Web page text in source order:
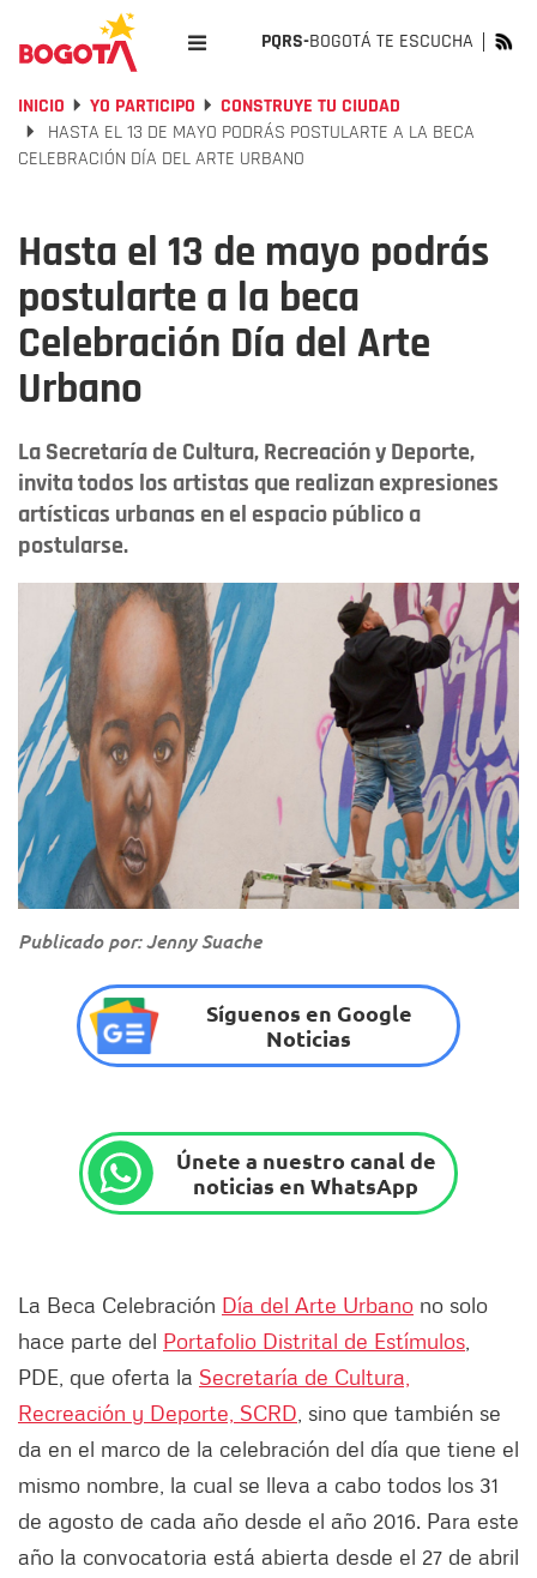
PQRS-BOGOTÁ TE ESCUCHA
INICIO YO PARTICIPO
CONSTRUYE TU CIUDAD
HASTA EL 13 DE MAYO PODRÁS POSTULARTE A LA BECA
CELEBRACIÓN DÍA DEL ARTE URBANO
Hasta el 13 de mayo podrás
postularte a la beca
Celebración Día del Arte
Urbano
La Secretaría de Cultura, Recreación y Deporte,
invita todos los artistas que realizan expresiones
artísticas urbanas en el espacio público a
postularse.
Publicado por: Jenny Suache
Síguenos en Google
Noticias
Únete a nuestro canal de
noticias en WhatsApp
La Beca Celebración Día del Arte Urbano no solo
hace parte del Portafolio Distrital de Estímulos
PDE, que oferta la Secretaría de Cultura,
Recreación y Deporte, SCRD , sino que también se
da en el marco de la celebración del día que tiene el
mismo nombre, la cual se lleva a cabo todos los 31
de agosto de cada año desde el año 2016. Para este
año la convocatoria está abierta desde el 27 de abril